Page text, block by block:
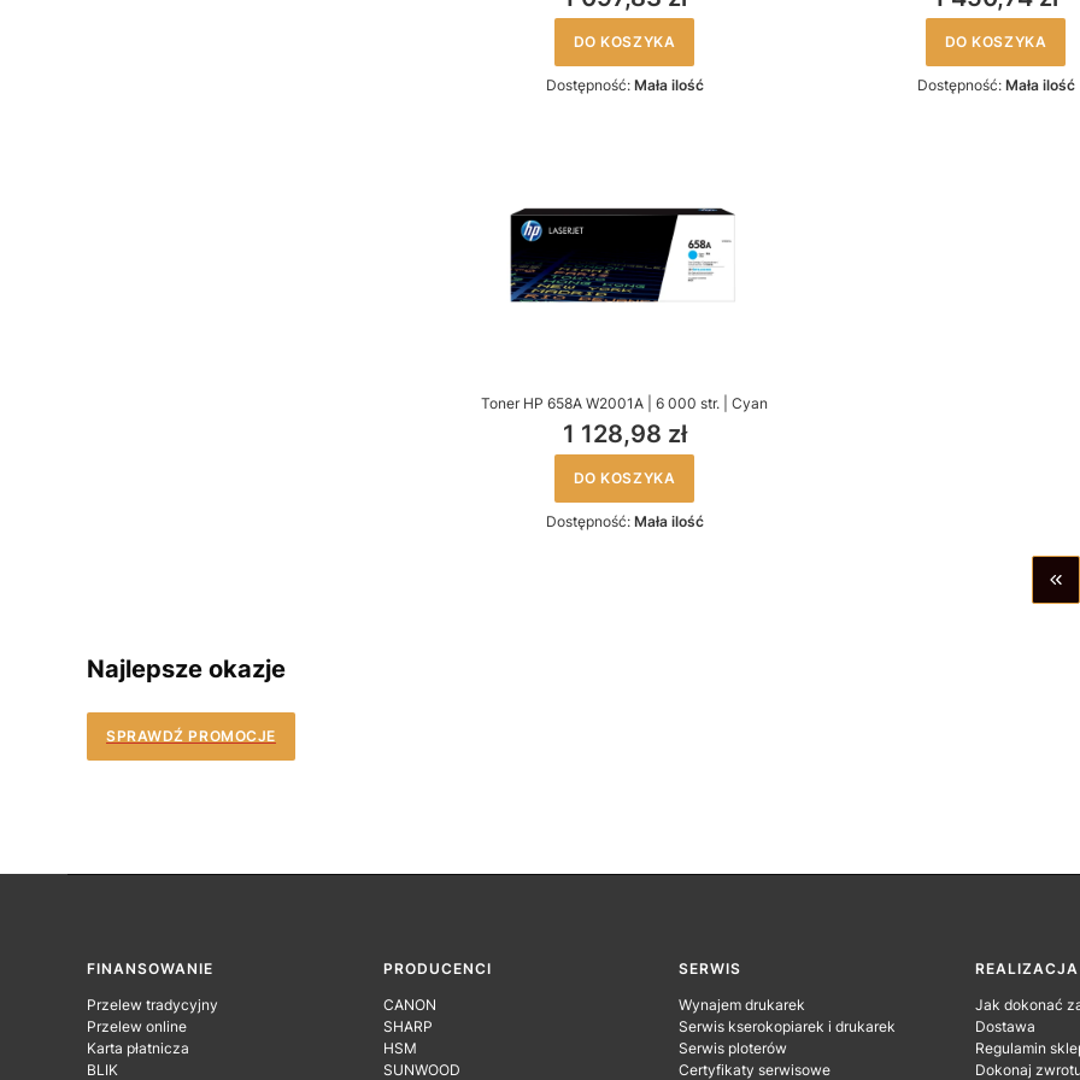
DO KOSZYKA
Dostępność: Mała ilość
DO KOSZYKA
Dostępność: Mała ilość
Toner HP 658A W2001A | 6 000 str. | Cyan
1 128,98 zł
DO KOSZYKA
Dostępność: Mała ilość
Najlepsze okazje
SPRAWDŹ PROMOCJE
Linki w stopce
FINANSOWANIE
Przelew tradycyjny
Przelew online
Karta płatnicza
BLIK
PRODUCENCI
CANON
SHARP
HSM
SUNWOOD
SERWIS
Wynajem drukarek
Serwis kserokopiarek i drukarek
Serwis ploterów
Certyfikaty serwisowe
Jak dokonać
Dostawa
Regulamin
Dokonaj